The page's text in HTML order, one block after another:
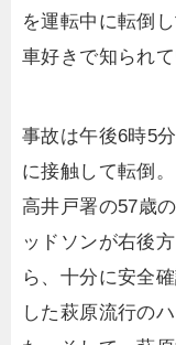
を運転中に転倒
車好きで知られて
事故は午後6時5
に接触して転倒
高井戸署の57歳
ッドソンが右後
ら、十分に安全
した萩原流行の